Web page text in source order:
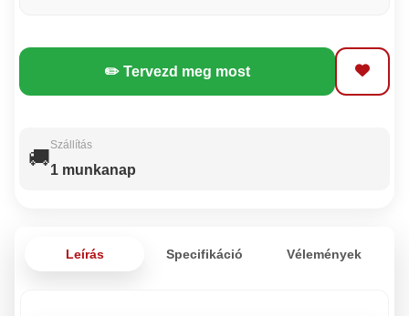
✏️ Tervezd meg most
🚚
Szállítás
1 munkanap
Leírás Specifikáció Vélemények